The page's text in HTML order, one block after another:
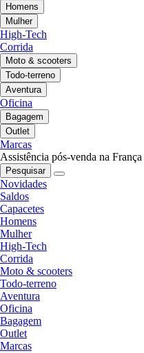
Homens
Mulher
High-Tech
Corrida
Moto & scooters
Todo-terreno
Aventura
Oficina
Bagagem
Outlet
Marcas
Assistência pós-venda na França
Pesquisar
Novidades
Saldos
Capacetes
Homens
Mulher
High-Tech
Corrida
Moto & scooters
Todo-terreno
Aventura
Oficina
Bagagem
Outlet
Marcas